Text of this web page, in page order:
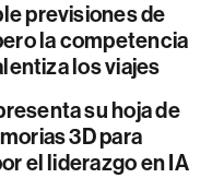
previsiones de
la competencia
los viajes
su hoja de
3D para
el liderazgo en IA